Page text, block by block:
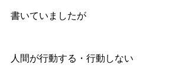
書いていましたが
人間が行動する・行動しない